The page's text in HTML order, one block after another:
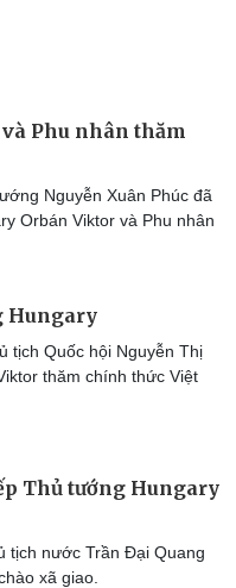
Phu nhân thăm
Nguyễn Xuân Phúc đã
Orbán Viktor và Phu nhân
Hungary
tịch Quốc hội Nguyễn Thị
thăm chính thức Việt
Thủ tướng Hungary
tịch nước Trần Đại Quang
xã giao.